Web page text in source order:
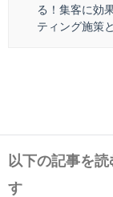
る！集客に効
ティング施策
以下の記事を
す